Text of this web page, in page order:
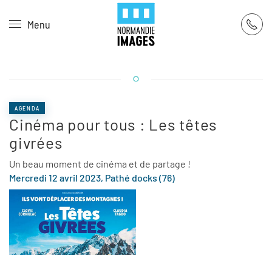
Skip to main content
Menu
AGENDA
Cinéma pour tous : Les têtes
givrées
Un beau moment de cinéma et de partage !
Mercredi 12 avril 2023, Pathé docks (76)
Panneau de gestion des cookies